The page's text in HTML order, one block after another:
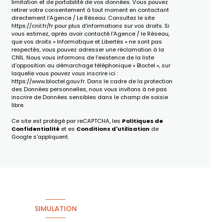
limitation et de portabilité de vos données. Vous pouvez
retirer votre consentement à tout moment en contactant
directement l’Agence / Le Réseau. Consultez le site
https://cnil.fr/frpour plus d’informations sur vos droits. Si
vous estimez, après avoir contacté l'Agence / le Réseau,
que vos droits « Informatique et Libertés » ne sont pas
respectés, vous pouvez adresser une réclamation à la
CNIL. Nous vous informons de l’existence de la liste
d'opposition au démarchage téléphonique « Bloctel », sur
laquelle vous pouvez vous inscrire ici :
https://www.bloctel.gouv.fr. Dans le cadre de la protection
des Données personnelles, nous vous invitons à ne pas
inscrire de Données sensibles dans le champ de saisie
libre.
Ce site est protégé par reCAPTCHA, les Politiques de
Confidentialitéet es Conditions d'utilisation de
Google s'appliquent.
SIMULATION